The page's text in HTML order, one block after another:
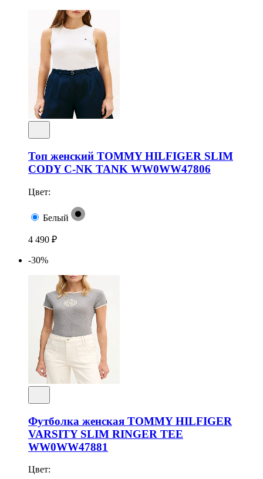
Топ женский TOMMY HILFIGER SLIM
CODY C-NK TANK WW0WW47806
Цвет:
Белый
4 490 ₽
-30%
Футболка женская TOMMY HILFIGER
VARSITY SLIM RINGER TEE
WW0WW47881
Цвет: